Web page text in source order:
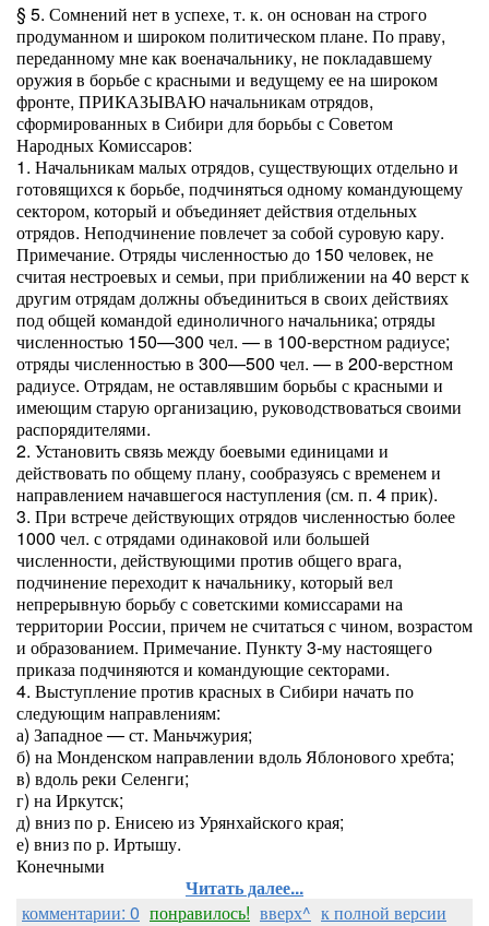
§ 5. Сомнений нет в успехе, т. к. он основан на строго
продуманном и широком политическом плане. По праву,
переданному мне как военачальнику, не покладавшему
оружия в борьбе с красными и ведущему ее на широком
фронте, ПРИКАЗЫВАЮ начальникам отрядов,
сформированных в Сибири для борьбы с Советом
Народных Комиссаров:
1. Начальникам малых отрядов, существующих отдельно и
готовящихся к борьбе, подчиняться одному командующему
сектором, который и объединяет действия отдельных
отрядов. Неподчинение повлечет за собой суровую кару.
Примечание. Отряды численностью до 150 человек, не
считая нестроевых и семьи, при приближении на 40 верст к
другим отрядам должны объединиться в своих действиях
под общей командой единоличного начальника; отряды
численностью 150—300 чел. — в 100-верстном радиусе;
отряды численностью в 300—500 чел. — в 200-верстном
радиусе. Отрядам, не оставлявшим борьбы с красными и
имеющим старую организацию, руководствоваться своими
распорядителями.
2. Установить связь между боевыми единицами и
действовать по общему плану, сообразуясь с временем и
направлением начавшегося наступления (см. п. 4 прик).
3. При встрече действующих отрядов численностью более
1000 чел. с отрядами одинаковой или большей
численности, действующими против общего врага,
подчинение переходит к начальнику, который вел
непрерывную борьбу с советскими комиссарами на
территории России, причем не считаться с чином, возрастом
и образованием. Примечание. Пункту 3-му настоящего
приказа подчиняются и командующие секторами.
4. Выступление против красных в Сибири начать по
следующим направлениям:
а) Западное — ст. Маньчжурия;
б) на Монденском направлении вдоль Яблонового хребта;
в) вдоль реки Селенги;
г) на Иркутск;
д) вниз по р. Енисею из Урянхайского края;
е) вниз по р. Иртышу.
Конечными
Читать далее...
комментарии: 0 понравилось! вверх^ к полной версии